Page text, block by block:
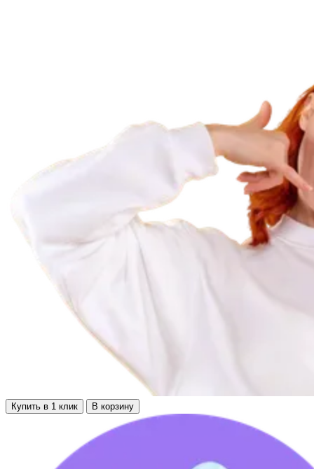
Купить в 1 клик В корзину